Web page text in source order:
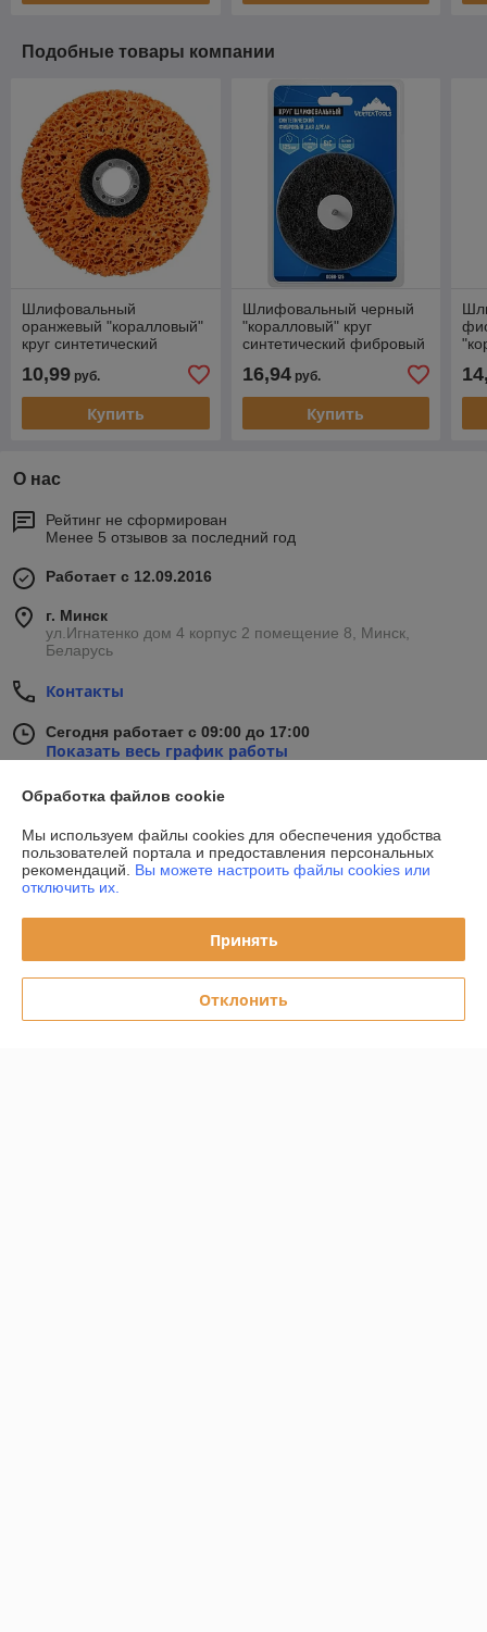
Подобные товары компании
Шлифовальный
оранжевый "коралловый"
круг синтетический
10,99 руб.
Купить
Шлифовальный черный
"коралловый" круг
синтетический фибровый
переходником 125 мм
Vertex
16,94руб.
Купить
О нас
Рейтинг не сформирован
Менее 5 отзывов за последний год
Работает с 12.09.2016
г. Минск
ул.Игнатенко дом 4 корпус 2 помещение 8, Минск,
Беларусь
Контакты
Сегодня работает с 09:00 до 17:00
Показать весь график работы
45 отзывов за всё время
Сделка подтверждена через корзину
Обработка файлов cookie
Мы используем файлы cookies для обеспечения удобства
пользователей портала и предоставления персональных
рекомендаций. Вы можете настроить файлы cookies или
отключить их.
Принять
Отклонить